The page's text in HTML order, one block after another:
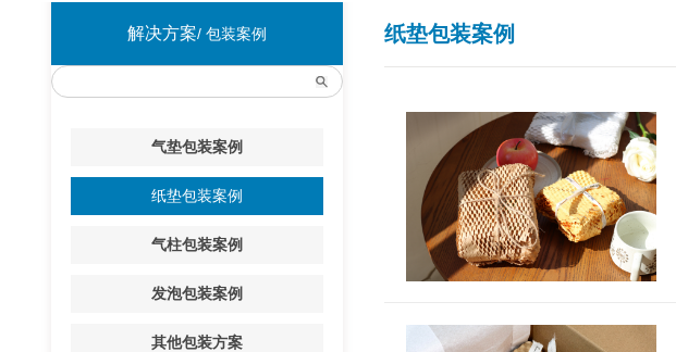
解决方案/ 包装案例
气垫包装案例
纸垫包装案例
气柱包装案例
发泡包装案例
其他包装方案
纸垫包装案例